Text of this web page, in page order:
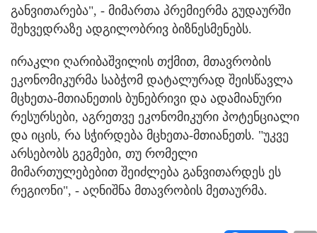
განვითარება", - მიმართა პრემიერმა გუდაურში
შეხვედრაზე ადგილობრივ ბიზნესმენებს.
ირაკლი ღარიბაშვილის თქმით, მთავრობის
ეკონომიკურმა საბჭომ დატალურად შეისწავლა
მცხეთა-მთიანეთის ბუნებრივი და ადამიანური
რესურსები, აგრეთვე ეკონომიკური პოტენციალი
და იცის, რა სჭირდება მცხეთა-მთიანეთს. "უკვე
არსებობს გეგმები, თუ რომელი
მიმართულებებით შეიძლება განვითარდეს ეს
რეგიონი", - აღნიშნა მთავრობის მეთაურმა.